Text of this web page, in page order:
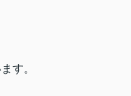
す。